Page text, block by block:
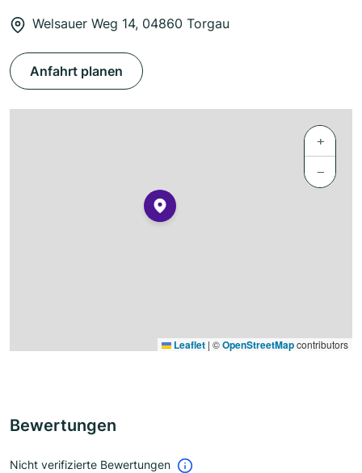
Welsauer Weg 14, 04860 Torgau
Anfahrt planen
+
−
Leaflet | ©OpenStreetMapcontributors
Bewertungen
Nicht verifizierte Bewertungen